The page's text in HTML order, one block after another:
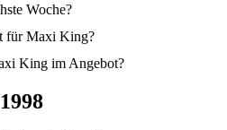
Woche?
für Maxi King?
King im Angebot?